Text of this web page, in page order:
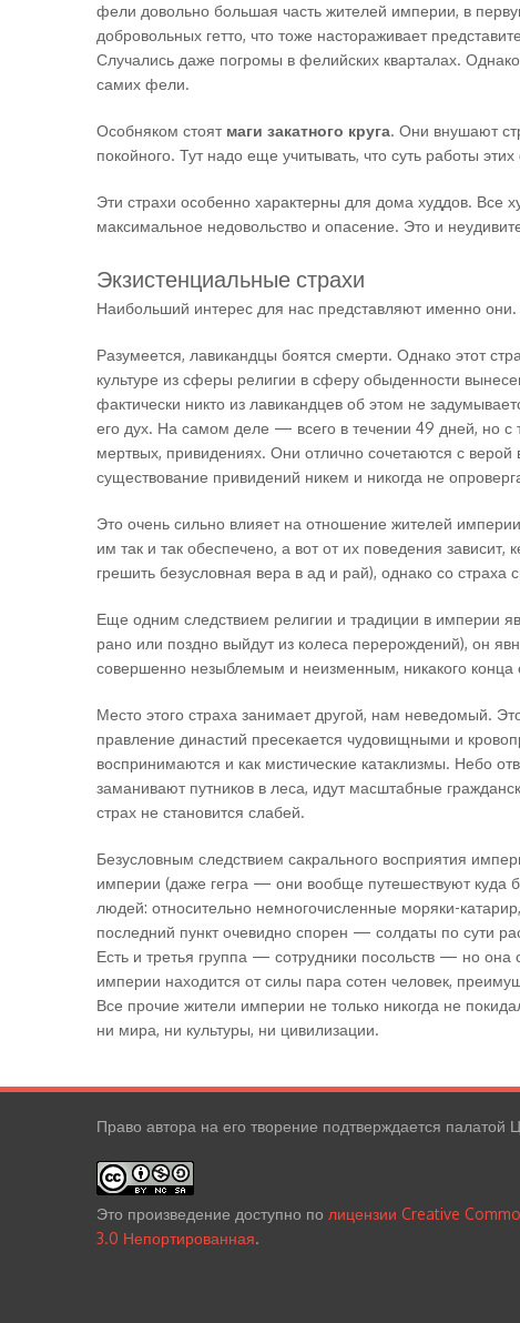
фели довольно большая часть жителей империи, в
добровольных гетто, что тоже настораживает
Случались даже погромы в фелийских кварталах.
самих фели.
Особняком стоят маги закатного круга. Они внушают
покойного. Тут надо еще учитывать, что суть работы
Эти страхи особенно характерны для дома худдов. Все
максимальное недовольство и опасение. Это и
Экзистенциальные страхи
Наибольший интерес для нас представляют именно
Разумеется, лавикандцы боятся смерти. Однако этот
культуре из сферы религии в сферу обыденности
фактически никто из лавикандцев об этом не
его дух. На самом деле — всего в течении 49 дней, но с
мертвых, привидениях. Они отлично сочетаются с
существование привидений никем и никогда не
Это очень сильно влияет на отношение жителей
им так и так обеспечено, а вот от их поведения
грешить безусловная вера в ад и рай), однако со страха
Еще одним следствием религии и традиции в империи
рано или поздно выйдут из колеса перерождений), он
совершенно незыблемым и неизменным, никакого
Место этого страха занимает другой, нам неведомый.
правление династий пресекается чудовищными и
воспринимаются и как мистические катаклизмы. Небо
заманивают путников в леса, идут масштабные
страх не становится слабей.
Безусловным следствием сакрального восприятия
империи (даже гегра — они вообще путешествуют куда
людей: относительно немногочисленные моряки-
последний пункт очевидно спорен — солдаты по сути
Есть и третья группа — сотрудники посольств — но
империи находится от силы пара сотен человек,
Все прочие жители империи не только никогда не
ни мира, ни культуры, ни цивилизации.
Право автора на его творение подтверждается палатой
Это произведение доступно по лицензии Creative
3.0 Непортированная.